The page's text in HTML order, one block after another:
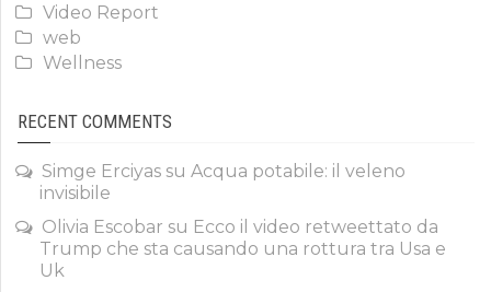
Video Report
web
Wellness
RECENT COMMENTS
Simge Erciyas su Acqua potabile: il veleno
invisibile
Olivia Escobar su Ecco il video retweettato da
Trump che sta causando una rottura tra Usa e
Uk